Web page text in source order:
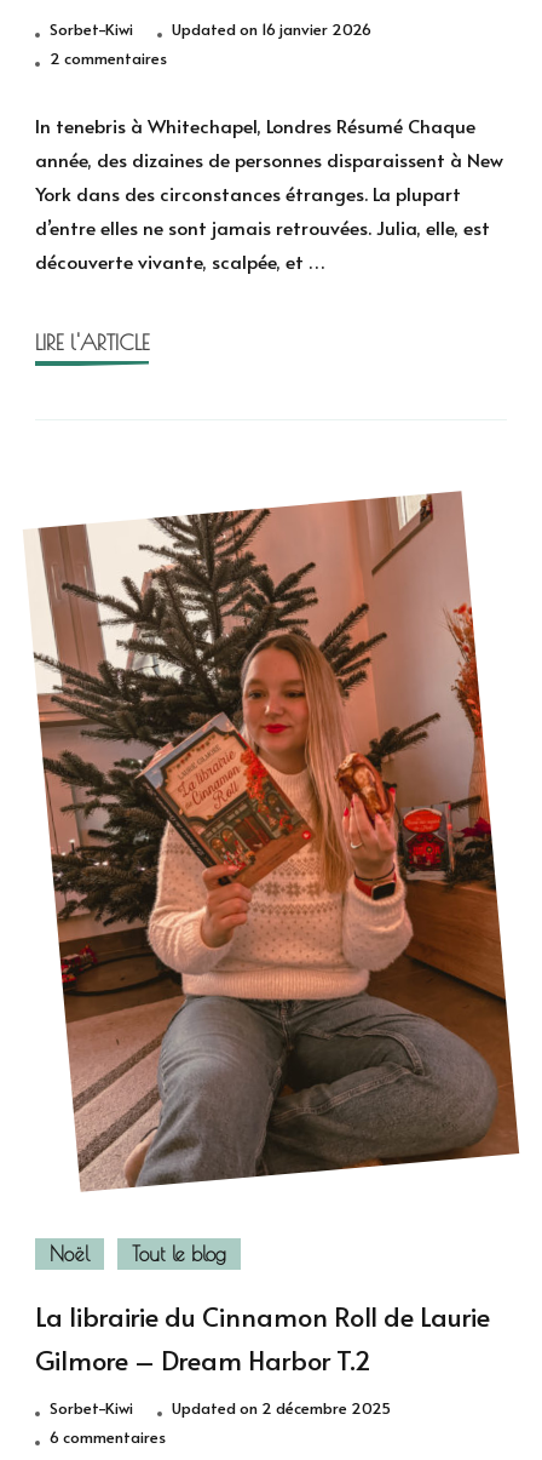
Sorbet-Kiwi Updated on 16 janvier 2026
2 commentairessur
Tenebris
Maxime
Chattam –
La
trilogie
In tenebris à Whitechapel, Londres Résumé Chaque
année, des dizaines de personnes disparaissent à New
York dans des circonstances étranges. La plupart
d’entre elles ne sont jamais retrouvées. Julia, elle, est
découverte vivante, scalpée, et …
LIRE l'ARTICLE
Noël Tout le blog
La librairie du Cinnamon Roll de Laurie
Gilmore – Dream Harbor T.2
Sorbet-Kiwi Updated on 2 décembre 2025
6 commentairessur